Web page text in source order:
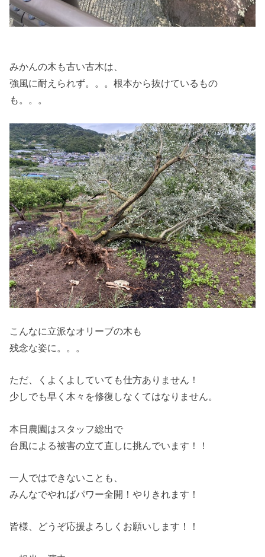
みかんの木も古い古木は、
強風に耐えられず。。。根本から抜けているもの
も。。。
こんなに立派なオリーブの木も
残念な姿に。。。
ただ、くよくよしていても仕方ありません！
少しでも早く木々を修復しなくてはなりません。
本日農園はスタッフ総出で
台風による被害の立て直しに挑んでいます！！
一人ではできないことも、
みんなでやればパワー全開！やりきれます！
皆様、どうぞ応援よろしくお願いします！！